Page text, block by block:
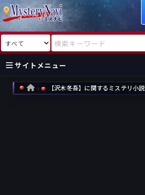
検索対象 検索キーワード
サイトメニュー
国内
海外
新着
HOME 【沢木冬吾】に関するミステリ小説